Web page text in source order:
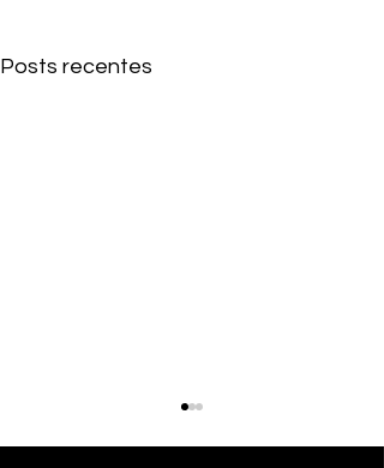
Posts recentes